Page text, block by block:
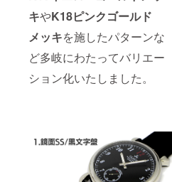
キやK18ピンクゴールド
メッキを施したパターンな
ど多岐にわたってバリエー
ション化いたしました。